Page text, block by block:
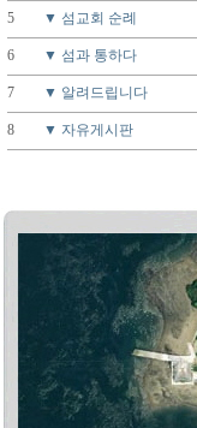
5 ▼ 섬교회 순례
6 ▼ 섬과 통하다
7 ▼ 알려드립니다
8 ▼ 자유게시판